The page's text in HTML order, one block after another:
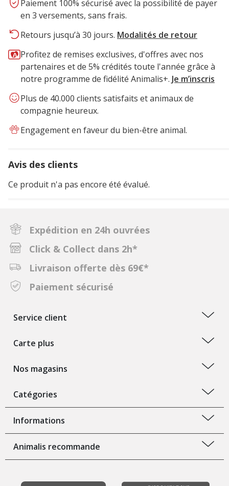
Paiement 100% sécurisé avec la possibilité de payer
en 3 versements, sans frais.
Retours jusqu’à 30 jours. Modalités de retour
Profitez de remises exclusives, d'offres avec nos
partenaires et de 5% crédités toute l'année grâce à
notre programme de fidélité Animalis+. Je m’inscris
Plus de 40.000 clients satisfaits et animaux de
compagnie heureux.
Engagement en faveur du bien-être animal.
Avis des clients
Ce produit n'a pas encore été évalué.
Expédition en 24h ouvrées
Click & Collect dans 2h*
Livraison offerte dès 69€*
Paiement sécurisé
Service client
Carte plus
Nos magasins
Catégories
Informations
Animalis recommande